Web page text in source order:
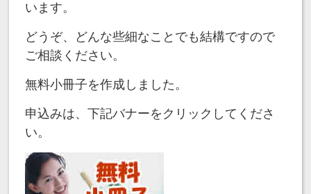
います。
どうぞ、どんな些細なことでも結構ですので
ご相談ください。
無料小冊子を作成しました。
申込みは、下記バナーをクリックしてくださ
い。